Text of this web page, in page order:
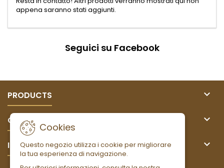
appena saranno stati aggiunti.
Seguici su Facebook
PRODUCTS 
OUR COMPANY 
IL TUO ACCOUNT 
Cookies
Questo negozio utilizza i cookie per migliorare
la tua esperienza di navigazione.